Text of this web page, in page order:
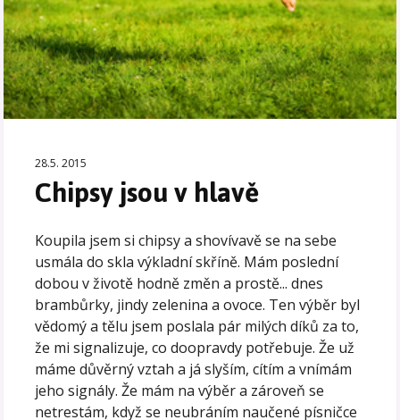
28.5. 2015
Chipsy jsou v hlavě
Koupila jsem si chipsy a shovívavě se na sebe
usmála do skla výkladní skříně. Mám poslední
dobou v životě hodně změn a prostě... dnes
brambůrky, jindy zelenina a ovoce. Ten výběr byl
vědomý a tělu jsem poslala pár milých díků za to,
že mi signalizuje, co doopravdy potřebuje. Že už
máme důvěrný vztah a já slyším, cítím a vnímám
jeho signály. Že mám na výběr a zároveň se
netrestám, když se neubráním naučené písničce